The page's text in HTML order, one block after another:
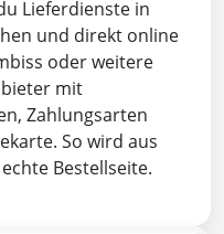
Lieferdienste in
und direkt online
oder weitere
mit
Zahlungsarten
So wird aus
Bestellseite.